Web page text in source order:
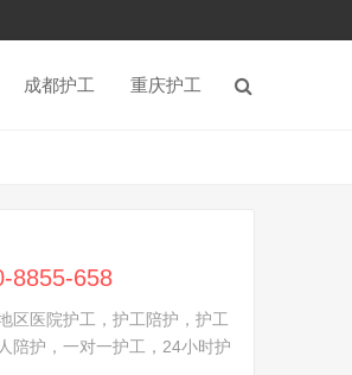
成都护工 重庆护工
8855-658
区医院护工，护工陪护，护工
陪护，一对一护工，24小时护